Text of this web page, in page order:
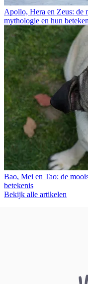
Apollo, Hera en Zeus: de
mythologie en hun
Bao, Mei en Tao: de
betekenis
Bekijk alle artikelen